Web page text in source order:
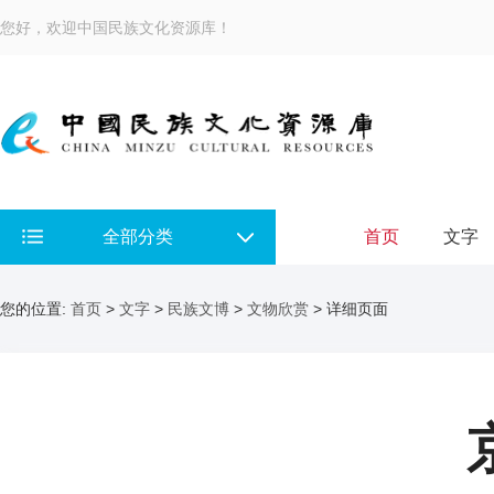
您好，欢迎中国民族文化资源库！
全部分类 首页 文字
您的位置: 首页 > 文字 > 民族文博 > 文物欣赏 > 详细页面